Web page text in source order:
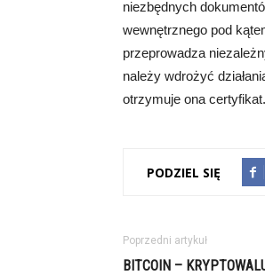
niezbędnych
wewnętrznego pod
przeprowadza
należy wdrożyć
otrzymuje ona certyfikat.
PODZIEL SIĘ
Poprzedni artykuł
BITCOIN –